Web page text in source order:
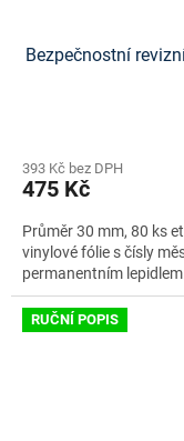
Bezpečnostní
393 Kč bez DPH
475 Kč
Průměr 30 mm, 80 ks
vinylové fólie s čísly
permanentním
RUČNÍ POPIS